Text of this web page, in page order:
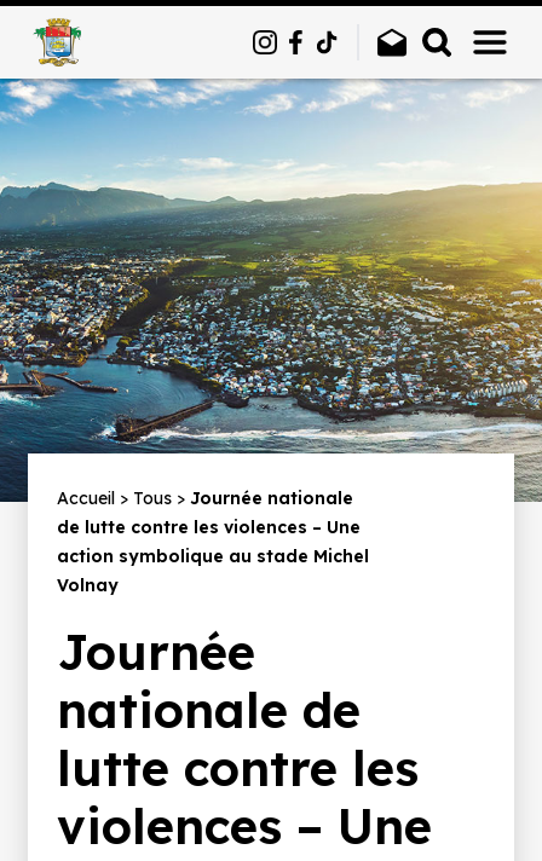
Fil
d'Ariane
Accueil Tous
Journée nationale
de lutte contre les violences – Une
action symbolique au stade Michel
Volnay
Journée
nationale de
lutte contre les
violences – Une
Panneau de gestion des cookies